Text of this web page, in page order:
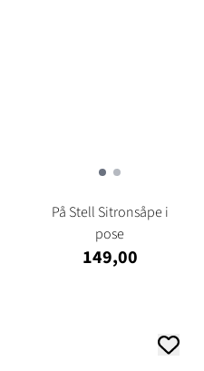
På Stell Sitronsåpe i
pose
149,00